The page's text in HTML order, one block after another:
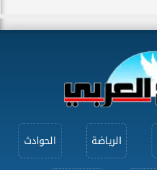
الرياضة الحوادث